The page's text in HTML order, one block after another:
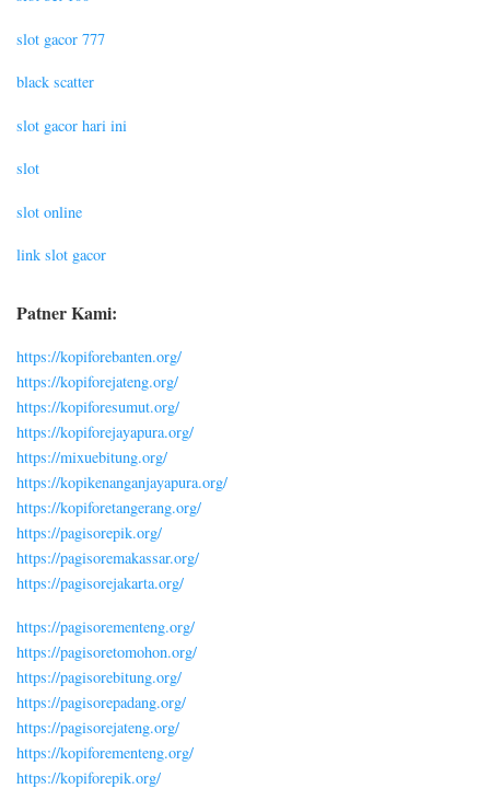
slot gacor 777
black scatter
slot gacor hari ini
slot
slot online
link slot gacor
Patner Kami:
https://kopiforebanten.org/
https://kopiforejateng.org/
https://kopiforesumut.org/
https://kopiforejayapura.org/
https://mixuebitung.org/
https://kopikenanganjayapura.org/
https://kopiforetangerang.org/
https://pagisorepik.org/
https://pagisoremakassar.org/
https://pagisorejakarta.org/
https://pagisorementeng.org/
https://pagisoretomohon.org/
https://pagisorebitung.org/
https://pagisorepadang.org/
https://pagisorejateng.org/
https://kopiforementeng.org/
https://kopiforepik.org/